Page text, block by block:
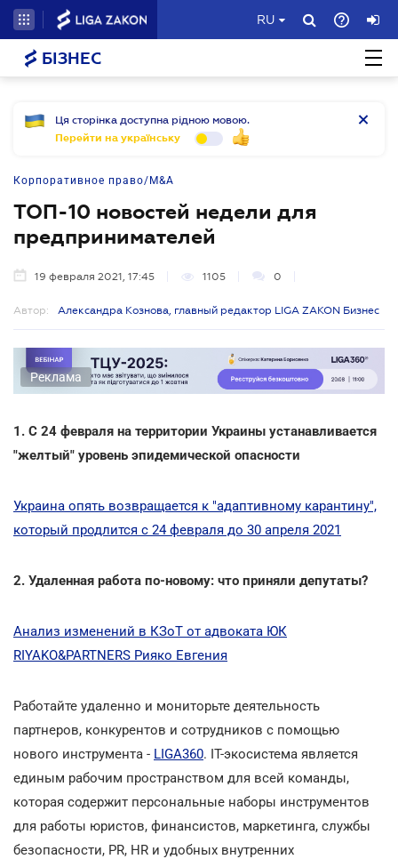
RU
БІЗНЕС
Ця сторінка доступна рідною мовою.
Перейти на українську
Корпоративное право/M&A
ТОП-10 новостей недели для
предпринимателей
19 февраля 2021, 17:45 1105 0
Автор: Александра Кознова, главный редактор LIGA ZAKON Бизнес
Реклама
1. С 24 февраля на территории Украины устанавливается
"желтый" уровень эпидемической опасности
Украина опять возвращается к "адаптивному карантину",
который продлится с 24 февраля до 30 апреля 2021
2. Удаленная работа по-новому: что приняли депутаты?
Анализ изменений в КЗоТ от адвоката ЮК
RIYAKO&PARTNERS Рияко Евгения
Работайте удаленно и мониторьте деятельность
партнеров, конкурентов и сотрудников с помощью
нового инструмента - LIGA360. IT-экосистема является
единым рабочим пространством для всей команды,
которая содержит персональные наборы инструментов
для работы юристов, финансистов, маркетинга, службы
безопасности, PR, HR и удобных внутренних